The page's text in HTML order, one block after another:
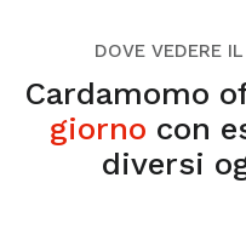
DOVE VEDERE
Cardamomo
giorno con
diversi